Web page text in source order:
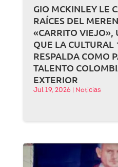
GIO MCKINLEY LE
RAÍCES DEL
«CARRITO VIEJO»,
QUE LA CULTURAL
RESPALDA COMO
TALENTO
EXTERIOR
Jul 19, 2026 Noticias